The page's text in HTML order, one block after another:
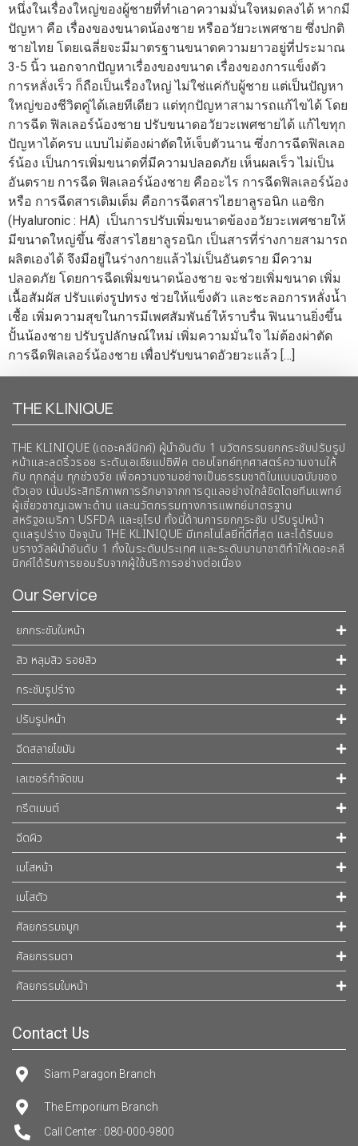
หนึ่งในเรื่องใหญ่ของผู้ชายที่ทำเอาความมั่นใจหมดลงได้ หากมี
ปัญหา คือ เรื่องของขนาดน้องชาย หรืออวัยวะเพศชาย ซึ่งปกติ
ชายไทย โดยเฉลี่ยจะมีมาตรฐานขนาดความยาวอยู่ที่ประมาณ
3-5 นิ้ว นอกจากปัญหาเรื่องของขนาด เรื่องของการแข็งตัว
การหลั่งเร็ว ก็ถือเป็นเรื่องใหญ่ ไม่ใช่แค่กับผู้ชาย แต่เป็นปัญหา
ใหญ่ของชีวิตคู่ได้เลยทีเดียว แต่ทุกปัญหาสามารถแก้ไขได้ โดย
การฉีด ฟิลเลอร์น้องชาย ปรับขนาดอวัยวะเพศชายได้ แก้ไขทุก
ปัญหาได้ครบ แบบไม่ต้องผ่าตัดให้เจ็บตัวนาน ซึ่งการฉีดฟิลเลอ
ร์น้อง เป็นการเพิ่มขนาดที่มีความปลอดภัย เห็นผลเร็ว ไม่เป็น
อันตราย การฉีด ฟิลเลอร์น้องชาย คืออะไร การฉีดฟิลเลอร์น้อง
หรือ การฉีดสารเติมเต็ม คือการฉีดสารไฮยาลูรอนิก แอซิก
(Hyaluronic : HA) เป็นการปรับเพิ่มขนาดข้องอวัยวะเพศชายให้
มีขนาดใหญ่ขึ้น ซึ่งสารไฮยาลูรอนิก เป็นสารที่ร่างกายสามารถ
ผลิตเองได้ จึงมีอยู่ในร่างกายแล้วไม่เป็นอันตราย มีความ
ปลอดภัย โดยการฉีดเพิ่มขนาดน้องชาย จะช่วยเพิ่มขนาด เพิ่ม
เนื้อสัมผัส ปรับแต่งรูปทรง ช่วยให้แข็งตัว และชะลอการหลั่งน้ำ
เชื้อ เพิ่มความสุขในการมีเพศสัมพันธ์ให้ราบรื่น ฟินนานยิ่งขึ้น
ปั้นน้องชาย ปรับรูปลักษณ์ใหม่ เพิ่มความมั่นใจ ไม่ต้องผ่าตัด
การฉีดฟิลเลอร์น้องชาย เพื่อปรับขนาดอัวยวะแล้ว […]
THE KLINIQUE
THE KLINIQUE (เดอะคลีนิกค์) ผู้นำอันดับ 1 นวัตกรรมยกกระชับปรับรูป
หน้าและลดริ้วรอย ระดับเอเชียแปซิฟิค ตอบโจทย์ทุกศาสตร์ความงามให้
กับ ทุกกลุ่ม ทุกช่วงวัย เพื่อความงามอย่างเป็นธรรมชาติในแบบฉบับของ
ตัวเอง เน้นประสิทธิภาพการรักษาจากการดูแลอย่างใกล้ชิดโดยทีมแพทย์
ผู้เชี่ยวชาญเฉพาะด้าน และนวัตกรรมทางการแพทย์มาตรฐาน
สหรัฐอเมริกา USFDA และยุโรป ทั้งนี้ด้านการยกกระชับ ปรับรูปหน้า
ดูแลรูปร่าง ปัจจุบัน THE KLINIQUE มีเทคโนโลยีท่ีดีที่สุด และได้รับมอ
บรางวัลผ้นำอันดับ 1 ทั้งในระดับประเทศ และระดับนานาชาติทําให้เดอะคลี
นิกค์ได้รับการยอมรับจากผู้ใช้บริการอย่างต่อเนื่อง
Our Service
ยกกระชับใบหน้า
สิว หลุมสิว รอยสิว
กระชับรูปร่าง
ปรับรูปหน้า
ฉีดสลายไขมัน
เลเซอร์กำจัดขน
ทรีตเมนต์
ฉีดผิว
เมโสหน้า
เมโสตัว
ศัลยกรรมจมูก
ศัลยกรรมตา
ศัลยกรรมใบหน้า
Contact Us
Siam Paragon Branch
The Emporium Branch
Call Center : 080-000-9800